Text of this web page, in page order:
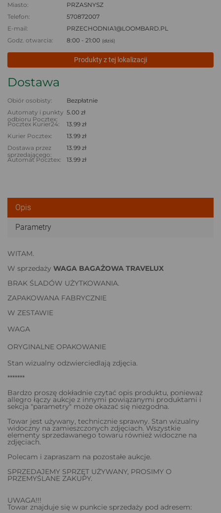
Miasto:
PRZASNYSZ
Telefon:
570872007
E-mail:
PRZECHODNIA1@LOOMBARD.PL
Godz. otwarcia:
8:00 - 21:00 (dziś)
Produkty z tej lokalizacji
Dostawa
Obiór osobisty:
Bezpłatnie
Automaty i punkty
odbioru Pocztex:
5.00 zł
Pocztex Kurier24:
13.99 zł
Kurier Pocztex:
13.99 zł
Dostawa przez
sprzedającego:
13.99 zł
Automat Pocztex:
13.99 zł
Opis
Parametry
WITAM.
W sprzedaży WAGA BAGAŻOWA TRAVELUX
BRAK ŚLADÓW UŻYTKOWANIA.
ZAPAKOWANA FABRYCZNIE
W ZESTAWIE
WAGA
ORYGINALNE OPAKOWANIE
Stan wizualny odzwierciedlają zdjęcia.
*******
Bardzo proszę dokładnie czytać opis produktu, ponieważ
allegro łączy aukcje z innymi powiązanymi produktami i
sekcja "parametry" może okazać się niezgodna.
Towar jest używany, technicznie sprawny. Stan wizualny
widoczny na zamieszczonych zdjęciach. Wszystkie
elementy sprzedawanego towaru również widoczne na
zdjęciach.
Polecam i zapraszam na pozostałe aukcje.
SPRZEDAJEMY SPRZĘT UŻYWANY, PROSIMY O
PRZEMYŚLANE ZAKUPY.
UWAGA!!!
Towar znajduje się w punkcie sprzedaży pod adresem: